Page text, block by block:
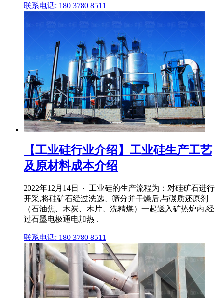
联系电话: 180 3780 8511
【工业硅行业介绍】工业硅生产工艺
及原材料成本介绍
2022年12月14日 · 工业硅的生产流程为：对硅矿石进行
开采,将硅矿石经过洗选、筛分并干燥后,与碳质还原剂
（石油焦、木炭、木片、洗精煤）一起送入矿热炉内,经
过石墨电极通电加热 .
联系电话: 180 3780 8511